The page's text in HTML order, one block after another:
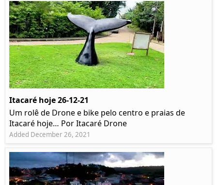
Itacaré hoje 26-12-21
Um rolê de Drone e bike pelo centro e praias de
Itacaré hoje… Por Itacaré Drone
Added December 26, 2021